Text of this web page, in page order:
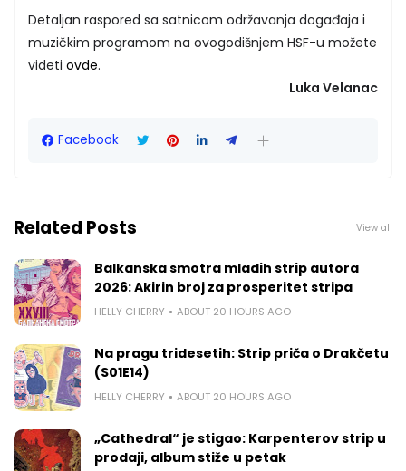
Detaljan raspored sa satnicom održavanja događaja i
muzičkim programom na ovogodišnjem HSF-u možete
videti ovde.
Luka Velanac
Facebook
Related Posts View all
Balkanska smotra mladih strip autora
2026: Akirin broj za prosperitet stripa
HELLY CHERRY ABOUT 20 HOURS AGO
Na pragu tridesetih: Strip priča o Drakčetu
(S01E14)
HELLY CHERRY ABOUT 20 HOURS AGO
„Cathedral“ je stigao: Karpenterov strip u
prodaji, album stiže u petak